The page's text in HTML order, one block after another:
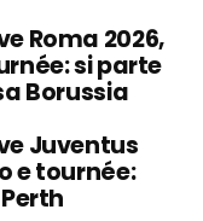
Roma 2026,
si parte
Borussia
Juventus
e tournée: